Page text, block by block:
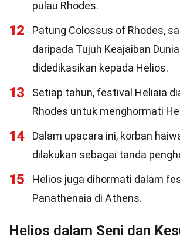
pulau Rhodes.
12
Patung Colossus of Rhodes,
daripada Tujuh Keajaiban
didedikasikan kepada Helios.
13
Setiap tahun, festival Heliaia
Rhodes untuk menghormati
14
Dalam upacara ini, korban
dilakukan sebagai tanda
15
Helios juga dihormati dalam
Panathenaia di Athens.
Helios dalam Seni dan